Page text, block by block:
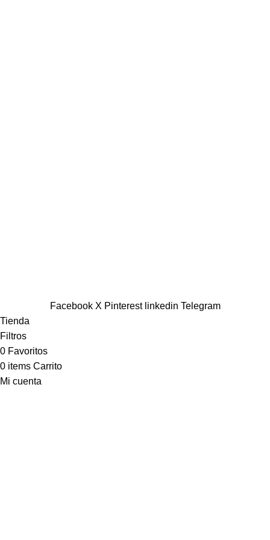
Facebook X Pinterest linkedin Telegram
Tienda
Filtros
0 Favoritos
0 items Carrito
Mi cuenta